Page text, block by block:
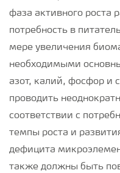
фаза активного роста
потребность в
мере увеличения
необходимыми
азот, калий, фосфор и
проводить
соответствии с
темпы роста и
дефицита
также должны быть